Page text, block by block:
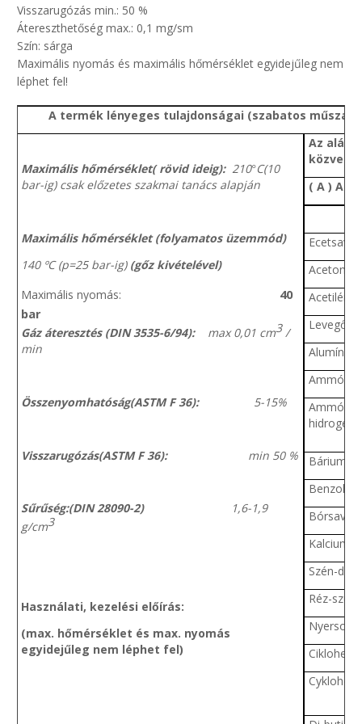
Visszarugózás min.: 50 %
Átereszthetőség max.: 0,1 mg/sm
Szín: sárga
Maximális nyomás és maximális hőmérséklet egyidejűleg nem
léphet fel!
A termék lényeges tulajdonságai (szabatos
Maximális hőmérséklet( rövid ideig):210°C(10
bar-ig) csak előzetes szakmai tanács alapján
Maximális hőmérséklet (folyamatos üzemmód)
140 ºC (p=25 bar-ig) (gőz kivételével)
Maximális nyomás: 40
bar
Gáz áteresztés (DIN 3535-6/94):max 0,01 cm3/
min
Összenyomhatóság(ASTM F 36):5-15%
Visszarugózás(ASTM F 36):min 50 %
Sűrűség:(DIN 28090-2)1,6-1,9
g/cm3
Használati, kezelési előírás:
(max. hőmérséklet és max. nyomás
egyidejűleg nem léphet fel)
Az
( A )
Ecetsav
Aceton
Acetilén
Levegő
Ammónia
Bárium-
Benzol
Bórsav
Kalcium-
Szén-
Réz-
Nyersolaj